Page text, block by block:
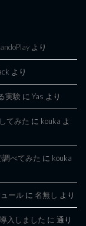
より
より
実験 に Yas より
てみた に kouka よ
べてみた に kouka
ール に 名無し より
入しました に 通り